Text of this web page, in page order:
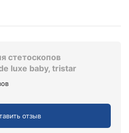
стетоскопов
luxe baby, tristar
отзыв